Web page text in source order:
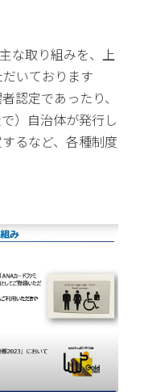
な取り組みを、上
いております
認定であったり、
）自治体が発行し
るなど、各種制度